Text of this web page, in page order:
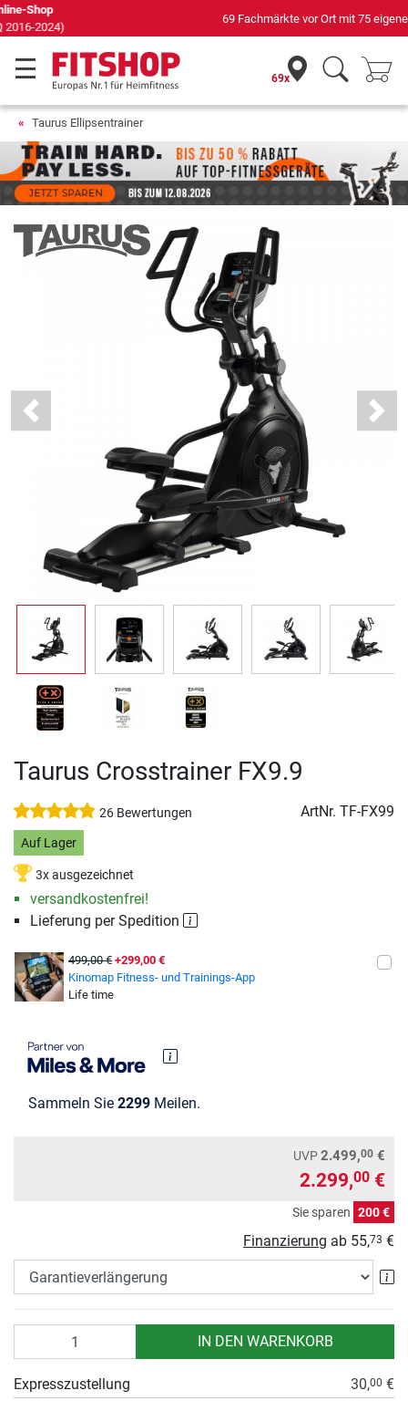
69 Fachmärkte vor Ort mit 75 eigenen Servicetechnikern
69x
Taurus Ellipsentrainer
Previous Next
Taurus Crosstrainer FX9.9
26 Bewertungen ArtNr. TF-FX99
Auf Lager
3x ausgezeichnet
versandkostenfrei!
Lieferung per Spedition
499,00 € +299,00 €
Kinomap Fitness- und Trainings-App
Life time
Sammeln Sie 2299 Meilen.
UVP2.499,00 €
2.299,00 €
Sie sparen 200 €
Finanzierung ab 55,73 €
IN DEN WARENKORB
Expresszustellung 30,00 €